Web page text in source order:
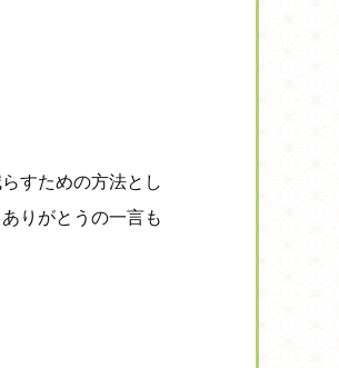
すための方法とし
りがとうの一言も